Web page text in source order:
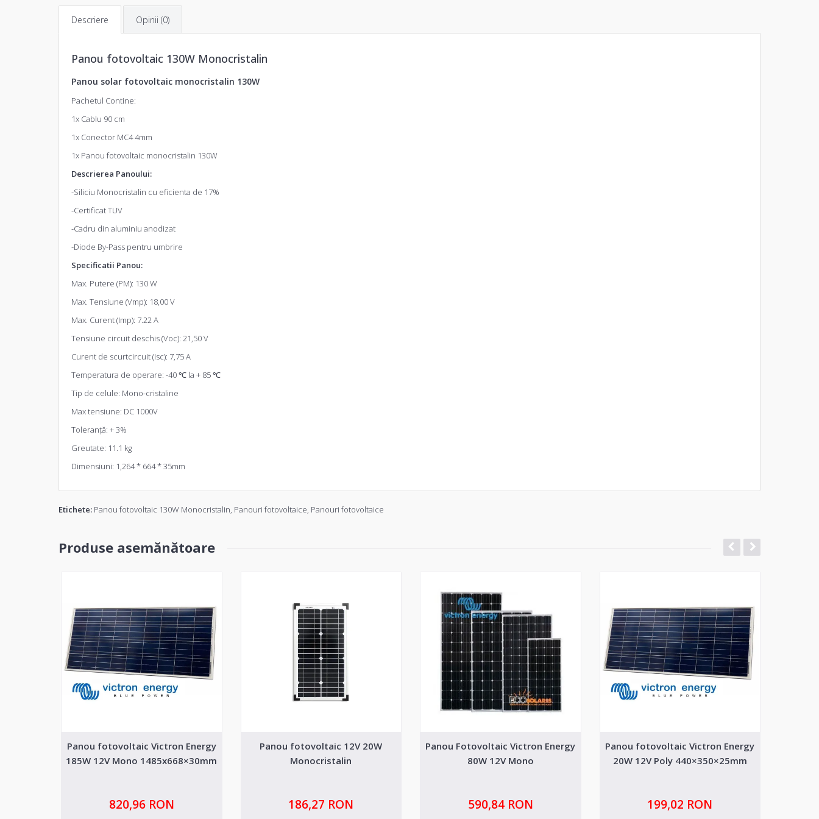
Descriere Opinii (0)
Panou fotovoltaic 130W Monocristalin
Panou solar fotovoltaic monocristalin 130W
Pachetul Contine:
1x Cablu 90 cm
1x Conector MC4 4mm
1x Panou fotovoltaic monocristalin 130W
Descrierea Panoului:
-Siliciu Monocristalin cu eficienta de 17%
-Certificat TUV
-Cadru din aluminiu anodizat
-Diode By-Pass pentru umbrire
Specificatii Panou:
Max. Putere (PM): 130 W
Max. Tensiune (Vmp): 18,00 V
Max. Curent (Imp): 7.22 A
Tensiune circuit deschis (Voc): 21,50 V
Curent de scurtcircuit (Isc): 7,75 A
Temperatura de operare: -40 ℃ la + 85 ℃
Tip de celule: Mono-cristaline
Max tensiune: DC 1000V
Toleranță: + 3%
Greutate: 11.1 kg
Dimensiuni: 1,264 * 664 * 35mm
Etichete: Panou fotovoltaic 130W Monocristalin, Panouri fotovoltaice, Panouri fotovoltaice
Produse asemănătoare
Panou fotovoltaic Victron Energy
185W 12V Mono 1485x668×30mm
820,96 RON
Panou fotovoltaic 12V 20W
Monocristalin
186,27 RON
Panou Fotovoltaic Victron Energy
80W 12V Mono
590,84 RON
Panou fotovoltaic Victron Energy
20W 12V Poly 440×350×25mm
199,02 RON